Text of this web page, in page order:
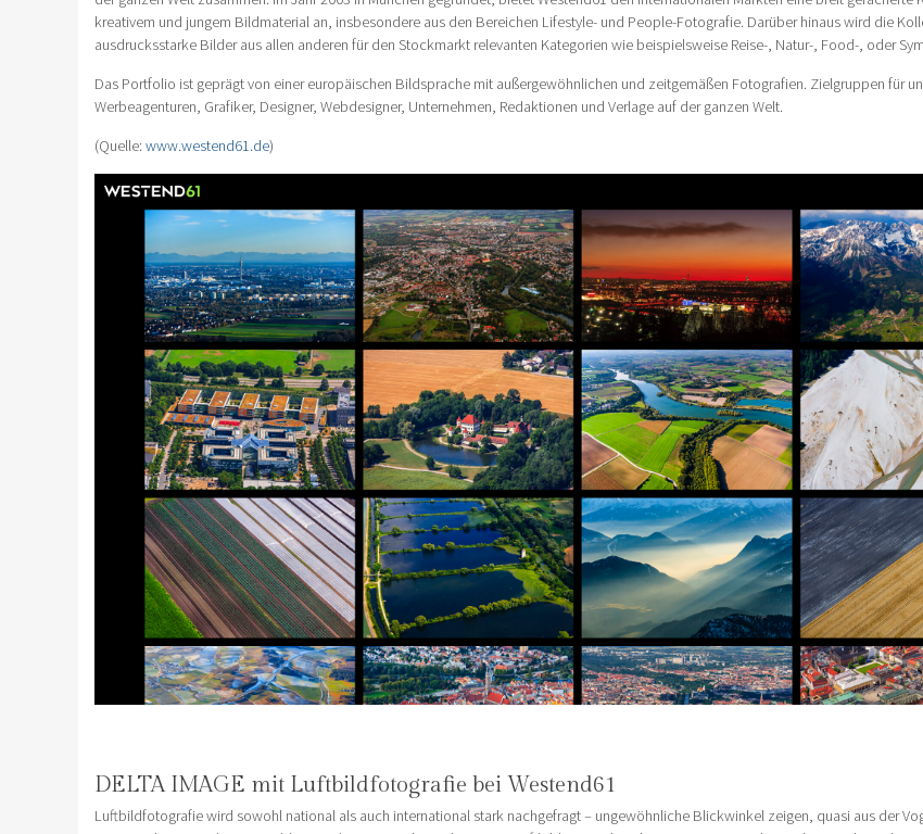
kreativem und jungem Bildmaterial an, insbesondere aus den Bereichen Lifestyle- und People-Fotografie. Darüber hinaus wird die
ausdrucksstarke Bilder aus allen anderen für den Stockmarkt relevanten Kategorien wie beispielsweise Reise-, Natur-, Food-, oder
Das Portfolio ist geprägt von einer europäischen Bildsprache mit außergewöhnlichen und zeitgemäßen Fotografien. Zielgruppen für
Werbeagenturen, Grafiker, Designer, Webdesigner, Unternehmen, Redaktionen und Verlage auf der ganzen Welt.
(Quelle: www.westend61.de)
DELTA IMAGE mit Luftbildfotografie bei Westend61
Luftbildfotografie wird sowohl national als auch international stark nachgefragt – ungewöhnliche Blickwinkel zeigen, quasi aus der